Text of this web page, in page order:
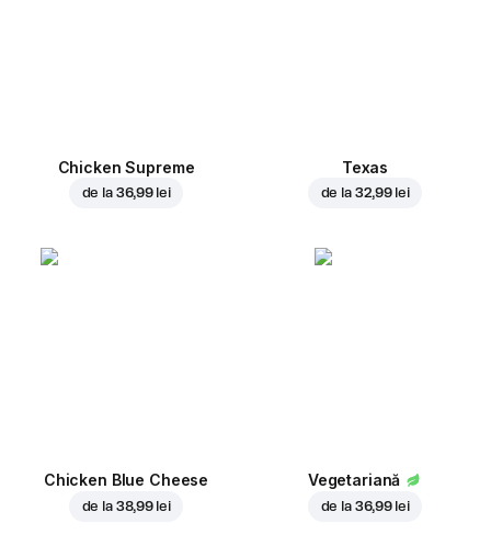
Chicken Supreme
de la 36,99 lei
Texas
de la 32,99 lei
Chicken Blue Cheese
de la 38,99 lei
Vegetariană
de la 36,99 lei